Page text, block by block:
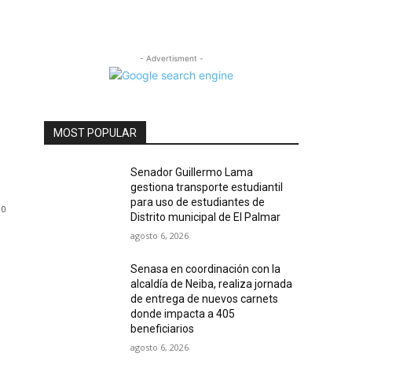
0
- Advertisment -
MOST POPULAR
Senador Guillermo Lama
gestiona transporte estudiantil
para uso de estudiantes de
Distrito municipal de El Palmar
agosto 6, 2026
Senasa en coordinación con la
alcaldía de Neiba, realiza jornada
de entrega de nuevos carnets
donde impacta a 405
beneficiarios
agosto 6, 2026